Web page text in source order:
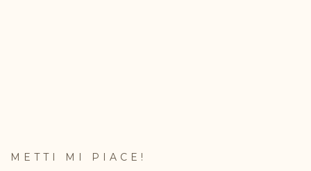
METTI MI PIACE!